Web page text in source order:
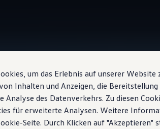
um das Erlebnis auf unserer
Inhalten und Anzeigen, die
Analyse des Datenverkehrs. Zu diesen
für erweiterte Analysen. Weitere
Seite. Durch Klicken auf "Akzeptieren"
Sprachassistent